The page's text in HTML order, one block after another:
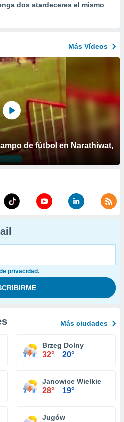
dos atardeceres el mismo
Más Vídeos
de fútbol en Narathiwat,
privacidad.
Más ciudades
Brzeg Dolny
32° 20°
Janowice Wielkie
28° 19°
Jugów